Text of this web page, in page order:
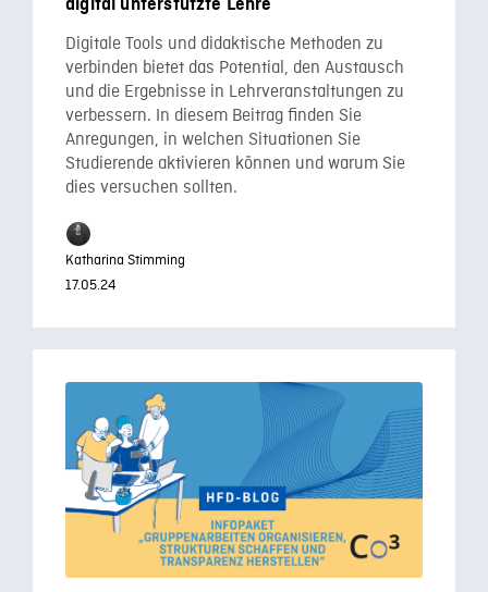
digital unterstützte Lehre
Digitale Tools und didaktische Methoden zu
verbinden bietet das Potential, den Austausch
und die Ergebnisse in Lehrveranstaltungen zu
verbessern. In diesem Beitrag finden Sie
Anregungen, in welchen Situationen Sie
Studierende aktivieren können und warum Sie
dies versuchen sollten.
Katharina Stimming
17.05.24